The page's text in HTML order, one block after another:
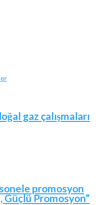
gaz çalışmaları
promosyon
Güçlü Promosyon”